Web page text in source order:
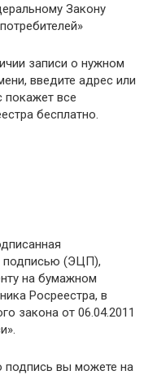
Закону
записи о нужном
введите адрес или
покажет все
бесплатно.
подписью (ЭЦП),
на бумажном
Росреестра, в
закона от 06.04.2011
подпись вы можете на